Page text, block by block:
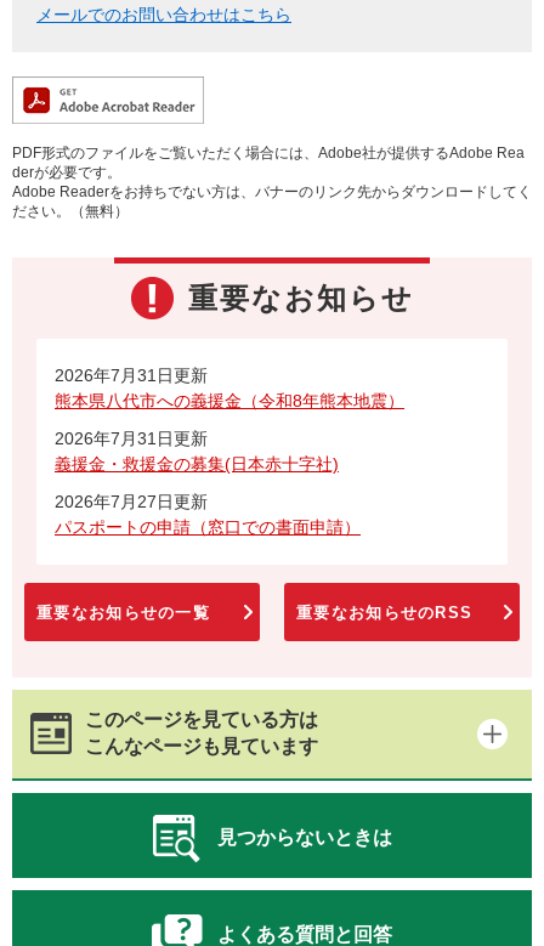
メールでのお問い合わせはこちら
PDF形式のファイルをご覧いただく場合には、Adobe社が提供するAdobe Rea
derが必要です。
Adobe Readerをお持ちでない方は、バナーのリンク先からダウンロードしてく
ださい。（無料）
重要なお知らせ
2026年7月31日更新
熊本県八代市への義援金（令和8年熊本地震）
2026年7月31日更新
義援金・救援金の募集(日本赤十字社)
2026年7月27日更新
パスポートの申請（窓口での書面申請）
重要なお知らせの一覧 重要なお知らせのRSS
このページを見ている方は
こんなページも見ています
見つからないときは
よくある質問と回答